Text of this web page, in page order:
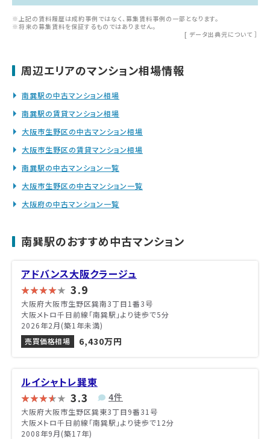
※上記の賃料履歴は成約事例ではなく、募集賃料事例の一部となります。
※将来の募集賃料を保証するものではありません。
[ データ出典元について ］
周辺エリアのマンション相場情報
南巽駅の中古マンション相場
南巽駅の賃貸マンション相場
大阪市生野区の中古マンション相場
大阪市生野区の賃貸マンション相場
南巽駅の中古マンション一覧
大阪市生野区の中古マンション一覧
大阪府の中古マンション一覧
南巽駅のおすすめ中古マンション
アドバンス大阪クラージュ
3.9
大阪府大阪市生野区巽南3丁目1番3号
大阪メトロ千日前線「南巽駅」より徒歩で5分
2026年2月(築1年未満)
売買価格相場
6,430万円
ルイシャトレ巽東
3.3 4件
大阪府大阪市生野区巽東3丁目9番31号
大阪メトロ千日前線「南巽駅」より徒歩で12分
2008年9月(築17年)